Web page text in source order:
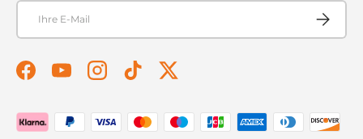
E-Mail
FacebookYouTubeInstagramTikTokTwitter
Zahlungsmethoden akzeptiert